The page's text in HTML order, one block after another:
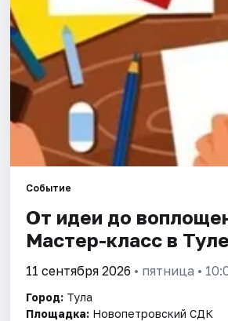
Рейтинги
Событие
От идеи до
Мастер-класс в Туле
11 сентября 2026 • пятница •
Город: Тула
Площадка: Новопетровский СДК